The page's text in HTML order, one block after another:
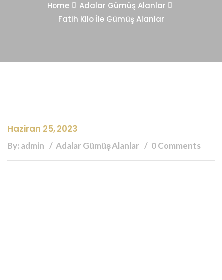
Home
Adalar Gümüş Alanlar
Fatih Kilo İle Gümüş Alanlar
Haziran 25, 2023
By: admin Adalar Gümüş Alanlar 0 Comments